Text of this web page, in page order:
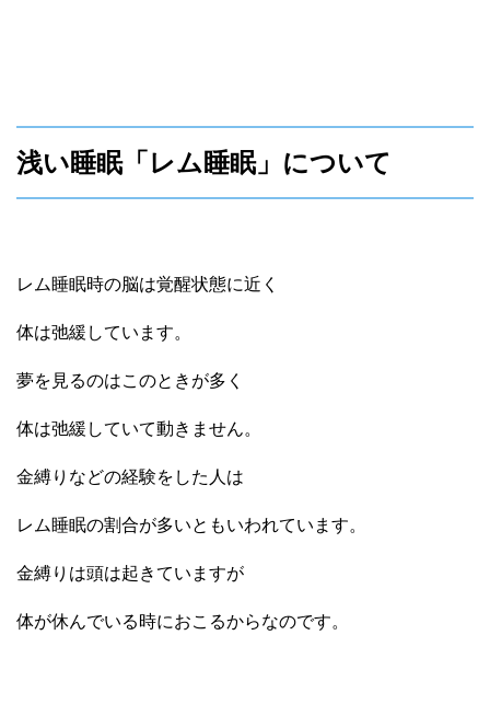
浅い睡眠「レム睡眠」について
レム睡眠時の脳は覚醒状態に近く
体は弛緩しています。
夢を見るのはこのときが多く
体は弛緩していて動きません。
金縛りなどの経験をした人は
レム睡眠の割合が多いともいわれています。
金縛りは頭は起きていますが
体が休んでいる時におこるからなのです。